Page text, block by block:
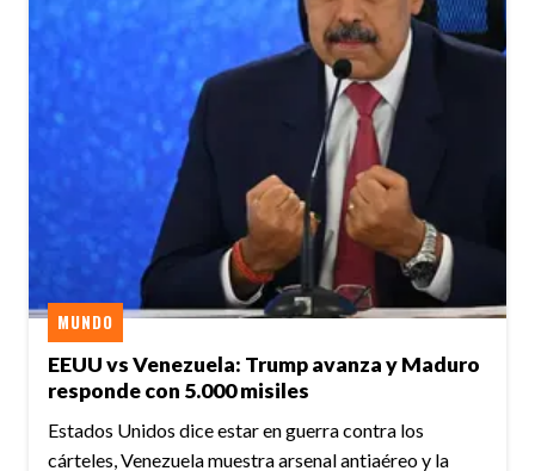
EEUU vs Venezuela: Trump avanza y Maduro
responde con 5.000 misiles
MUNDO
Estados Unidos dice estar en guerra contra los
cárteles, Venezuela muestra arsenal antiaéreo y la